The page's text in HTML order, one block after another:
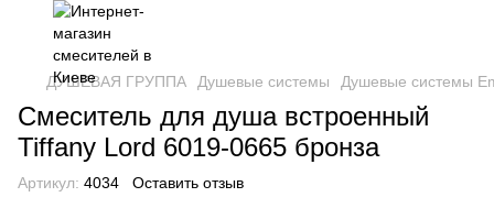
ДУШЕВАЯ ГРУППА Душевые системы Душевые системы
Смеситель для душа встроенный
Tiffany Lord 6019-0665 бронза
Артикул: 4034 Оставить отзыв